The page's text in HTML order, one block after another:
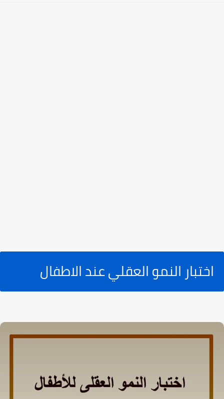
اختبار النمو العقلي عند الاطفال